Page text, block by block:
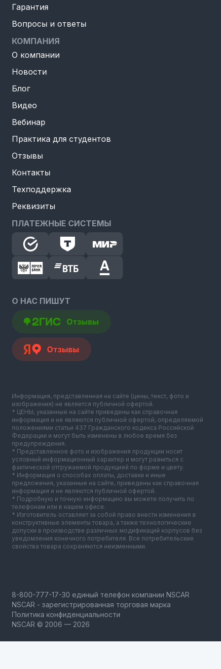
Гарантия
Вопросы и ответы
КОМПАНИЯ
О компании
Новости
Блог
Видео
Вебинар
Практика для студентов
Отзывы
Контакты
Техподдержка
Реквизиты
ПЛАТЕЖНЫЕ СИСТЕМЫ
О НАС ПИШУТ
Информация, представленная на сайте (цены, текст, фото и
изображения) не является публичной офертой.
* ЦЕНЫ, указанные на сайте приведены как справочная
информация и не являются публичной офертой, определяемой
положениями статьи 437 Гражданского кодекса Российской
Федерации и могут быть изменены в любое время без
предупреждения.
* Представленное фото и изображения продукции носит
условный информационный характер и могут разниться с
фактической отгружаемой продукцией по форме и цвету.
* Информация о способах оплаты, доставки и иные
предложения, указанные на сайте, приведены как справочная
информация и не являются публичной офертой.
* Подробную и точную информацию вы можете получить по
телефонам или в нашем офисе.
* Изготовитель оставляет за собой право внести изменения в
конструктивные элементы товара, а также технологические
допуски в производстве различных модификаций корпусов без
уведомления конечного потребителя. Все потребительские
свойства товара сохраняются неизменными.
NSCAR - зарегистрированная торговая марка
Политика конфиденциальности
NSCAR © 2006 — 2026